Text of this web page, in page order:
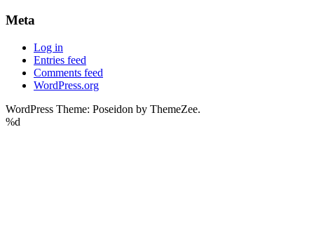
Meta
Log in
Entries feed
Comments feed
WordPress.org
WordPress Theme: Poseidon by ThemeZee.
%d